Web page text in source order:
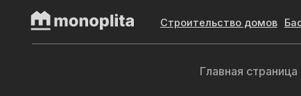
Бассейны
Строительство домов
Главная страница